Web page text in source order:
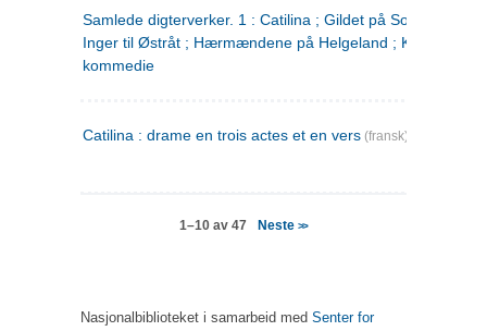
Samlede digterverker. 1 : Catilina ; Gildet på Solhaug ; Fru
Inger til Østråt ; Hærmændene på Helgeland ;
kommedie
Catilina : drame en trois actes et en vers (fransk)
1–10 av 47 Neste>>
Nasjonalbiblioteket i samarbeid med Senter for